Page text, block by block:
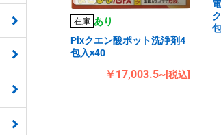
在庫 あり
Pixクエン酸ポット洗浄剤4
包入×40
￥17,003.5~[税込]